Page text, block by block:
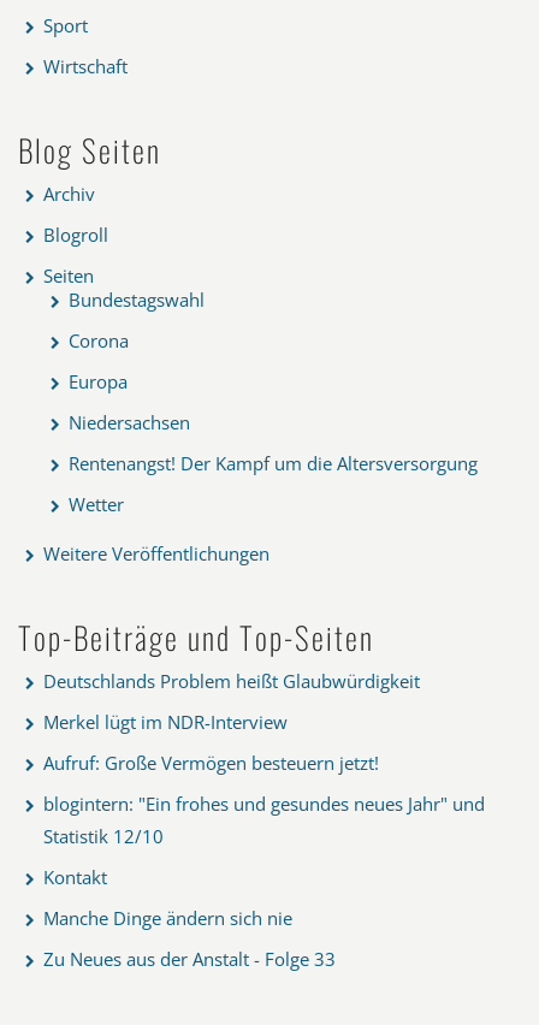
Sport
Wirtschaft
Blog Seiten
Archiv
Blogroll
Seiten
Bundestagswahl
Corona
Europa
Niedersachsen
Rentenangst! Der Kampf um die Altersversorgung
Wetter
Weitere Veröffentlichungen
Top-Beiträge und Top-Seiten
Deutschlands Problem heißt Glaubwürdigkeit
Merkel lügt im NDR-Interview
Aufruf: Große Vermögen besteuern jetzt!
blogintern: "Ein frohes und gesundes neues Jahr" und
Statistik 12/10
Kontakt
Manche Dinge ändern sich nie
Zu Neues aus der Anstalt - Folge 33